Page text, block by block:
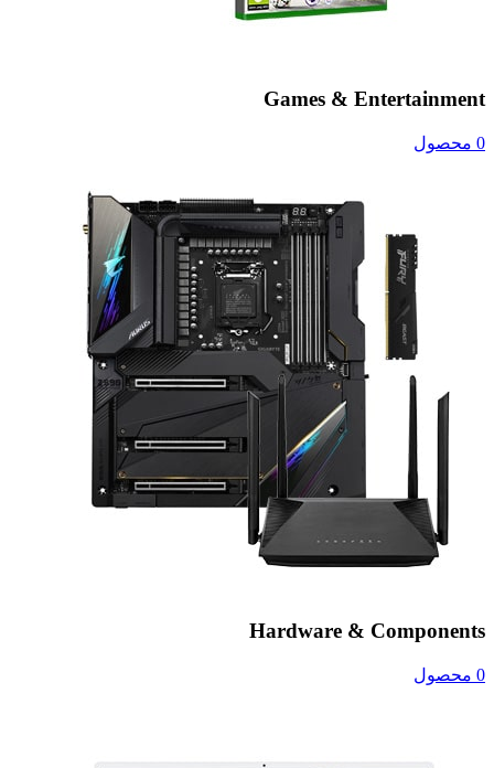
Games & Entertainment
0 محصول
Hardware & Components
0 محصول